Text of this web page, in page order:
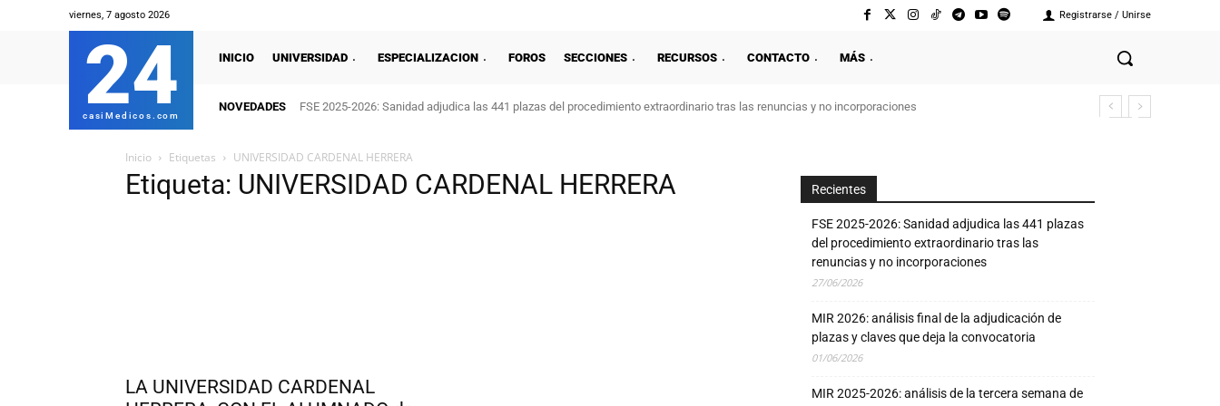
viernes, 7 agosto 2026 Registrarse / Unirse
24
casiMedicos.com
INICIO UNIVERSIDAD ESPECIALIZACION FOROS SECCIONES RECURSOS CONTACTO MÁS
NOVEDADES FSE 2025-2026: Sanidad adjudica las 441 plazas del procedimiento extraordinario tras las renuncias y no incorporaciones
Inicio Etiquetas UNIVERSIDAD CARDENAL HERRERA
Etiqueta: UNIVERSIDAD CARDENAL HERRERA
LA UNIVERSIDAD CARDENAL
Recientes
FSE 2025-2026: Sanidad adjudica las 441 plazas
del procedimiento extraordinario tras las
renuncias y no incorporaciones
27/06/2026
MIR 2026: análisis final de la adjudicación de
plazas y claves que deja la convocatoria
01/06/2026
MIR 2025-2026: análisis de la tercera semana de